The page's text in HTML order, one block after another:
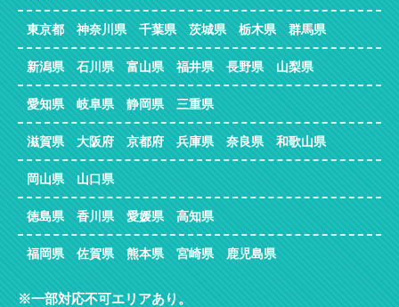
東京都 神奈川県 千葉県 茨城県 栃木県 群馬県
新潟県 石川県 富山県 福井県 長野県 山梨県
愛知県 岐阜県 静岡県 三重県
滋賀県 大阪府 京都府 兵庫県 奈良県 和歌山県
岡山県 山口県
徳島県 香川県 愛媛県 高知県
福岡県 佐賀県 熊本県 宮崎県 鹿児島県
一部対応不可エリアあり。